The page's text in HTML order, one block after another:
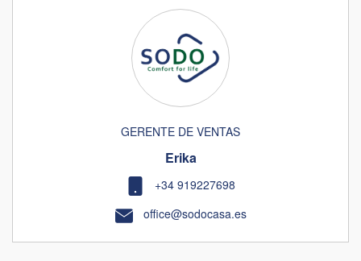
GERENTE DE VENTAS
Erika
+34 919227698
office@sodocasa.es